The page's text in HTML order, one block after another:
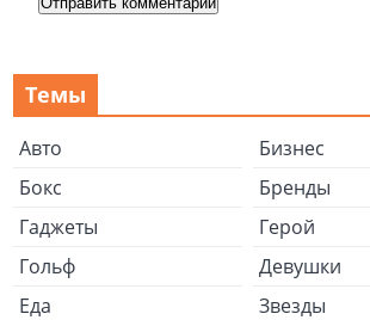
Темы
Авто
Бизнес
Бокс
Бренды
Гаджеты
Герой
Гольф
Девушки
Еда
Звезды